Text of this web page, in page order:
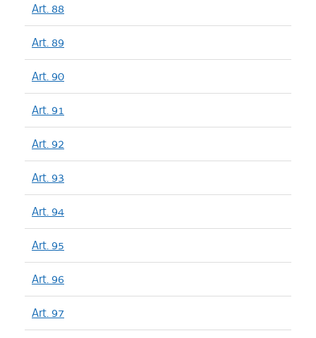
Art. 88
Art. 89
Art. 90
Art. 91
Art. 92
Art. 93
Art. 94
Art. 95
Art. 96
Art. 97